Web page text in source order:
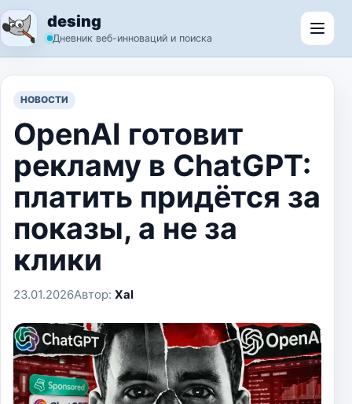
Перейти к содержимому
desing
Дневник веб-инноваций и поиска
НОВОСТИ
OpenAI готовит
рекламу в ChatGPT:
платить придётся за
показы, а не за
клики
23.01.2026Автор: Xal